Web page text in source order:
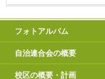
フォトアルバム
自治連合会の概要
校区の概要・計画